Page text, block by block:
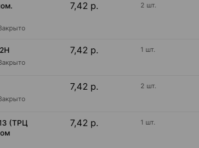
7,42 р. 2 шт.
7,42 р. 1 шт.
7,42 р. 2 шт.
(ТРЦ
7,42 р. 1 шт.